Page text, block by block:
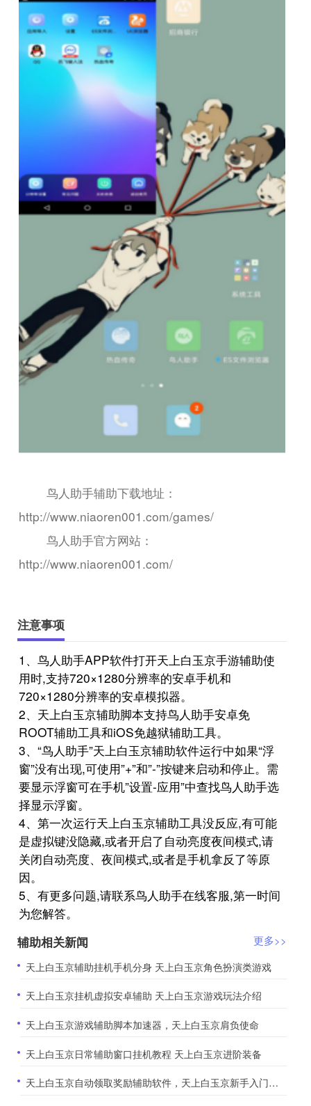
鸟人助手辅助下载地址：
http://www.niaoren001.com/games/
鸟人助手官方网站：
http://www.niaoren001.com/
注意事项
1、鸟人助手APP软件打开天上白玉京手游辅助使
用时,支持720×1280分辨率的安卓手机和
720×1280分辨率的安卓模拟器。
2、天上白玉京辅助脚本支持鸟人助手安卓免
ROOT辅助工具和iOS免越狱辅助工具。
3、“鸟人助手”天上白玉京辅助软件运行中如果“浮
窗”没有出现,可使用”+”和”-”按键来启动和停止。需
要显示浮窗可在手机”设置-应用”中查找鸟人助手选
择显示浮窗。
4、第一次运行天上白玉京辅助工具没反应,有可能
是虚拟键没隐藏,或者开启了自动亮度夜间模式,请
关闭自动亮度、夜间模式,或者是手机拿反了等原
因。
5、有更多问题,请联系鸟人助手在线客服,第一时间
为您解答。
辅助相关新闻
更多>>
​天上白玉京辅助挂机手机分身 天上白玉京角色扮演类游戏
​天上白玉京挂机虚拟安卓辅助 天上白玉京游戏玩法介绍
​天上白玉京游戏辅助脚本加速器，天上白玉京肩负使命
​天上白玉京日常辅助窗口挂机教程 天上白玉京进阶装备
​天上白玉京自动领取奖励辅助软件，天上白玉京新手入门攻略